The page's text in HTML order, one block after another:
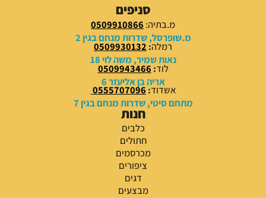
סניפים
מ.בתיה: 0509910866
מ.שופרסל, שדרות מנחם בגין 2
רמלה:
0509930132
נאות שמיר, משה לוי 18
לוד:
0509943466
אריה בן אליעזר 6
אשדוד:
0555707096
מתחם סיטי, שדרות מנחם בגין 7
חנות
כלבים
חתולים
מכרסמים
ציפורים
דגים
מבצעים